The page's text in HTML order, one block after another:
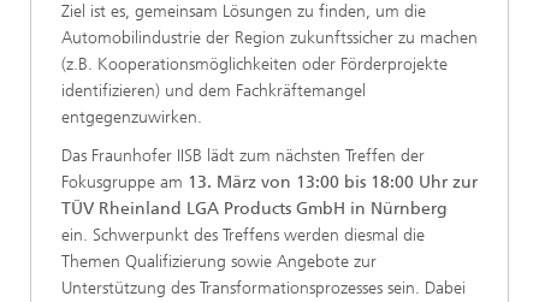
Ziel ist es, gemeinsam Lösungen zu finden, um die
Automobilindustrie der Region zukunftssicher zu machen
(z.B. Kooperationsmöglichkeiten oder Förderprojekte
identifizieren) und dem Fachkräftemangel
entgegenzuwirken.
Das Fraunhofer IISB lädt zum nächsten Treffen der
Fokusgruppe am 13. März von 13:00 bis 18:00 Uhr zur
TÜV Rheinland LGA Products GmbH in Nürnberg
ein. Schwerpunkt des Treffens werden diesmal die
Themen Qualifizierung sowie Angebote zur
Unterstützung des Transformationsprozesses sein. Dabei